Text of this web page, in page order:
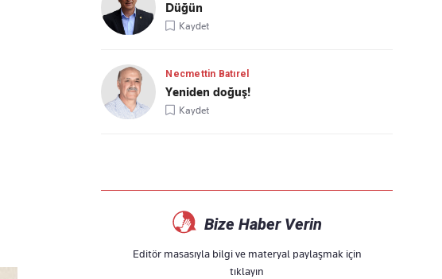
Düğün
Kaydet
Necmettin Batırel
Yeniden doğuş!
Kaydet
Bize Haber Verin
Editör masasıyla bilgi ve materyal paylaşmak için
tıklayın